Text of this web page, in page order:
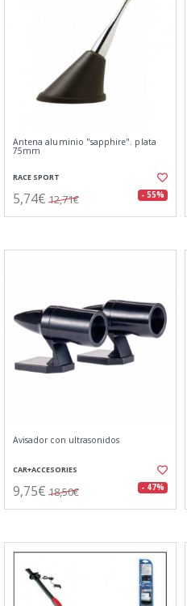
Antena aluminio "sapphire". plata
75mm
RACE SPORT
5,74€ 12,71€ - 55%
Avisador con ultrasonidos
CAR+ACCESORIES
9,75€ 18,50€ - 47%